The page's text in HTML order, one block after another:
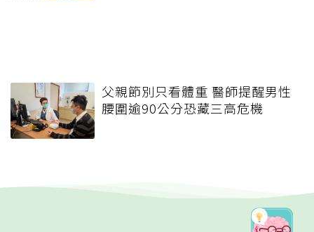
父親節別只看體重 醫師提醒男性
腰圍逾90公分恐藏三高危機